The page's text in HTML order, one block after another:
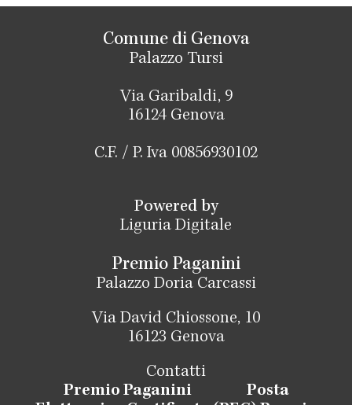
Comune di Genova
Palazzo Tursi
Via Garibaldi, 9
16124 Genova
C.F. / P. Iva 00856930102
Powered by
Liguria Digitale
Premio Paganini
Palazzo Doria Carcassi
Via David Chiossone, 10
16123 Genova
Contatti
Premio Paganini
Posta